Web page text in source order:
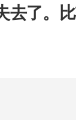
了。比